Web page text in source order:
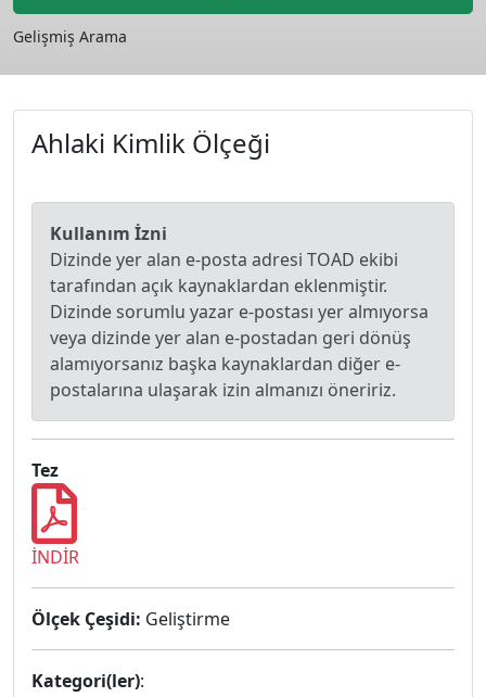
Gelişmiş Arama
Ahlaki Kimlik Ölçeği
Kullanım İzni
Dizinde yer alan e-posta adresi TOAD ekibi
tarafından açık kaynaklardan eklenmiştir.
Dizinde sorumlu yazar e-postası yer almıyorsa
veya dizinde yer alan e-postadan geri dönüş
alamıyorsanız başka kaynaklardan diğer e-
postalarına ulaşarak izin almanızı öneririz.
Tez
İNDİR
Ölçek Çeşidi: Geliştirme
Kategori(ler):